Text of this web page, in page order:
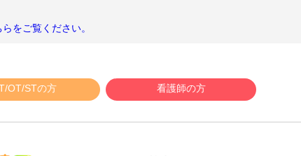
をご覧ください。
OT/STの方 看護師の方